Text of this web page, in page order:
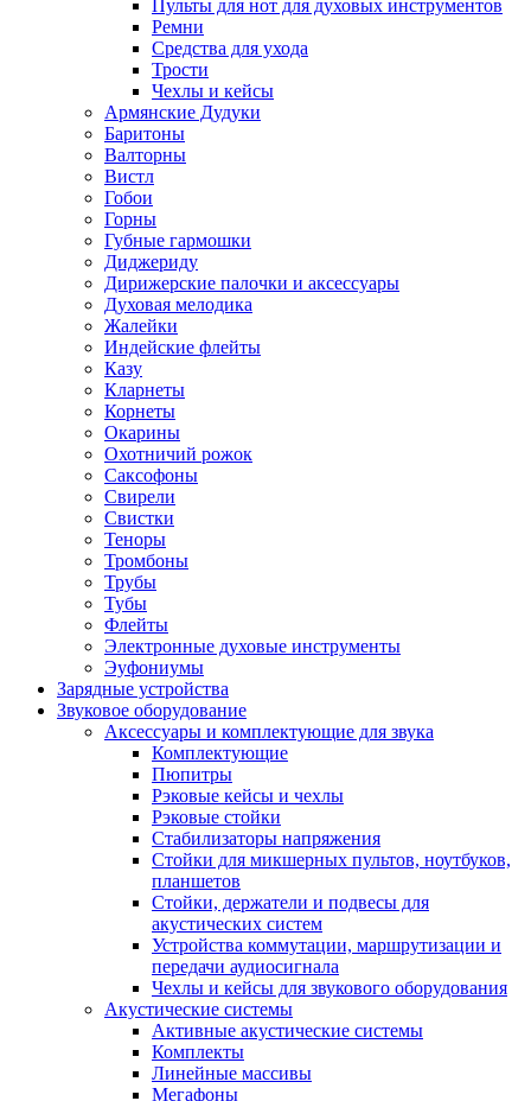
Пульты для нот для духовых инструментов
Ремни
Средства для ухода
Трости
Чехлы и кейсы
Армянские Дудуки
Баритоны
Валторны
Вистл
Гобои
Горны
Губные гармошки
Диджериду
Дирижерские палочки и аксессуары
Духовая мелодика
Жалейки
Индейские флейты
Казу
Кларнеты
Корнеты
Окарины
Охотничий рожок
Саксофоны
Свирели
Свистки
Теноры
Тромбоны
Трубы
Тубы
Флейты
Электронные духовые инструменты
Эуфониумы
Зарядные устройства
Звуковое оборудование
Аксессуары и комплектующие для звука
Комплектующие
Пюпитры
Рэковые кейсы и чехлы
Рэковые стойки
Стабилизаторы напряжения
Стойки для микшерных пультов, ноутбуков,
планшетов
Стойки, держатели и подвесы для
акустических систем
Устройства коммутации, маршрутизации и
передачи аудиосигнала
Чехлы и кейсы для звукового оборудования
Акустические системы
Активные акустические системы
Комплекты
Линейные массивы
Мегафоны